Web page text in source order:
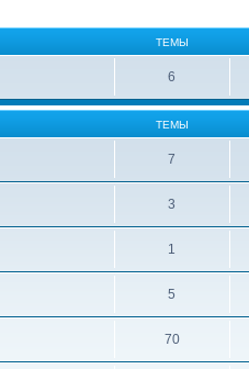
ТЕМЫ
6
ТЕМЫ
7
3
1
5
70